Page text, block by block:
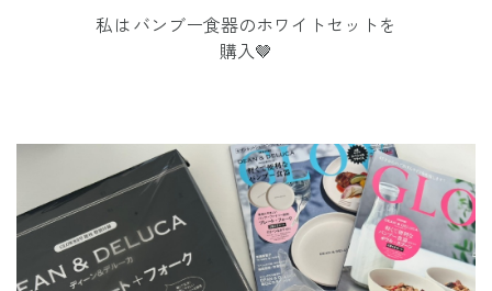
私は バンブー食器のホワイトセットを
購入🤎